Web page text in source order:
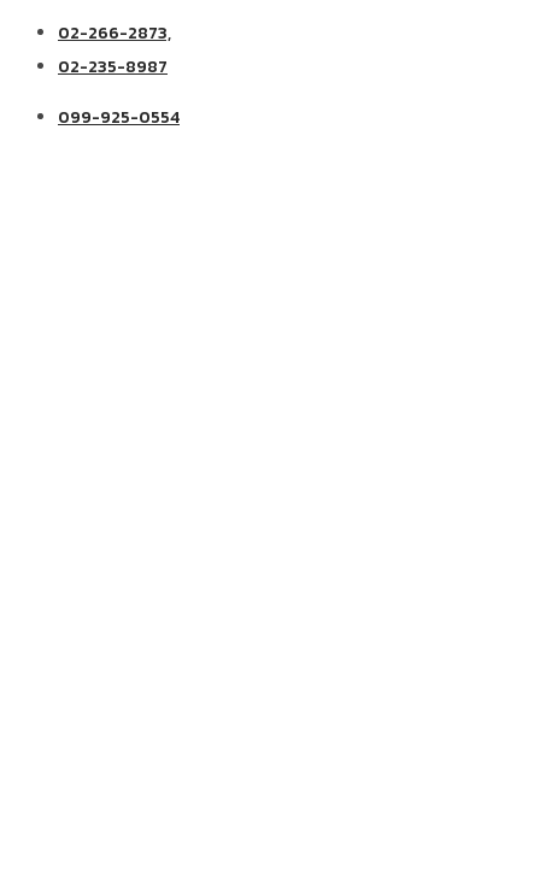
02-266-2873,
02-235-8987
099-925-0554